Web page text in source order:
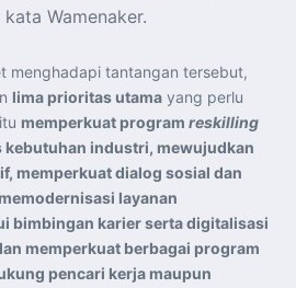
Wamenaker.
menghadapi tantangan tersebut,
lima prioritas utama yang perlu
memperkuat program reskilling
kebutuhan industri, mewujudkan
memperkuat dialog sosial dan
layanan
bimbingan karier serta digitalisasi
memperkuat berbagai program
pencari kerja maupun